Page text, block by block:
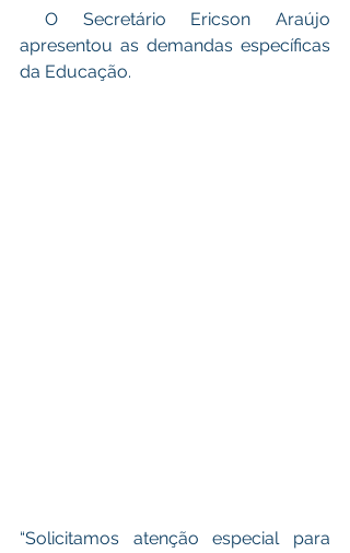
apresentou as demandas específicas
da Educação.
“Solicitamos atenção especial para